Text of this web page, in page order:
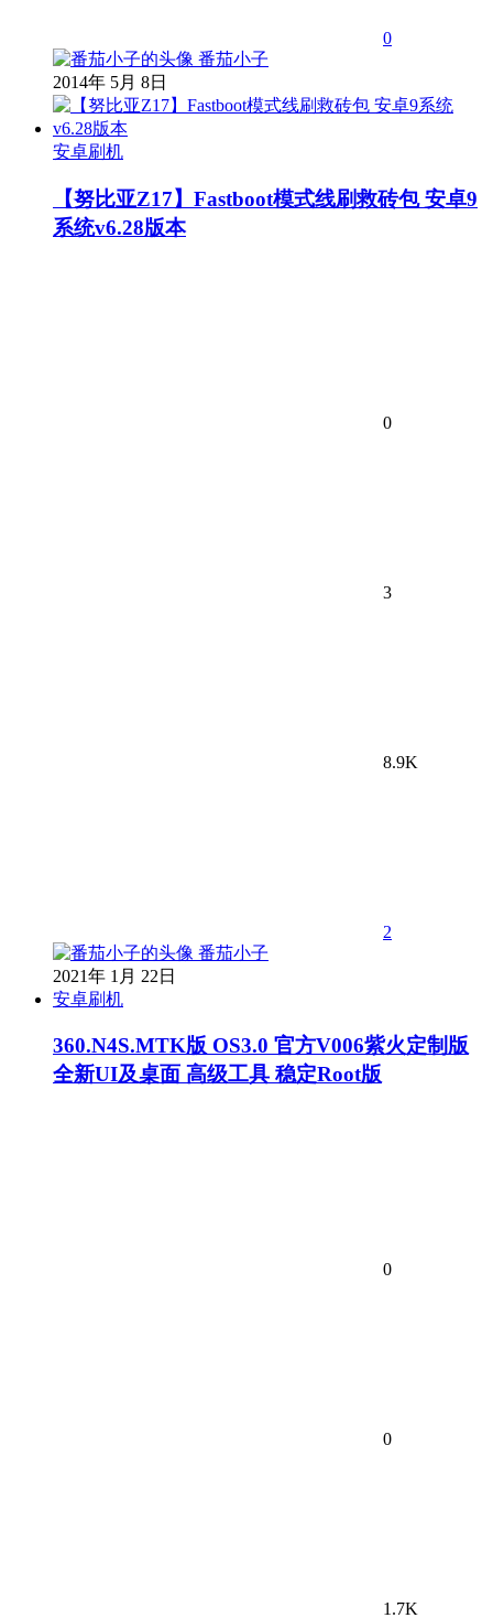
0
番茄小子
2014年 5月 8日
安卓刷机
【努比亚Z17】Fastboot模式线刷救砖包 安卓9
系统v6.28版本
0
3
8.9K
2
番茄小子
2021年 1月 22日
安卓刷机
360.N4S.MTK版 OS3.0 官方V006紫火定制版
全新UI及桌面 高级工具 稳定Root版
0
0
1.7K